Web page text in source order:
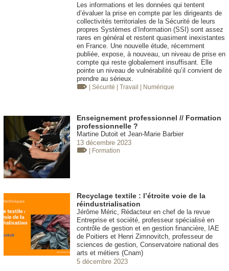
Les informations et les données qui tentent
d’évaluer la prise en compte par les dirigeants de
collectivités territoriales de la Sécurité de leurs
propres Systèmes d’Information (SSI) sont assez
rares en général et restent quasiment inexistantes
en France. Une nouvelle étude, récemment
publiée, expose, à nouveau, un niveau de prise en
compte qui reste globalement insuffisant. Elle
pointe un niveau de vulnérabilité qu’il convient de
prendre au sérieux.
| Sécurité | Travail | Numérique
Enseignement professionnel // Formation
professionnelle ?
Martine Dutoit et Jean-Marie Barbier
13 décembre 2023
| Formation
Recyclage textile : l’étroite voie de la
réindustrialisation
Jérôme Méric, Rédacteur en chef de la revue
Entreprise et société, professeur spécialisé en
contrôle de gestion et en gestion financière, IAE
de Poitiers et Henri Zimnovitch, professeur de
sciences de gestion, Conservatoire national des
arts et métiers (Cnam)
5 décembre 2023